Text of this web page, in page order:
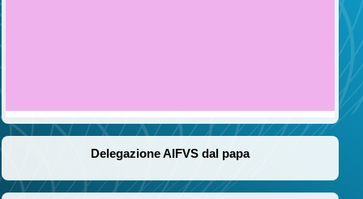
Delegazione AIFVS dal papa